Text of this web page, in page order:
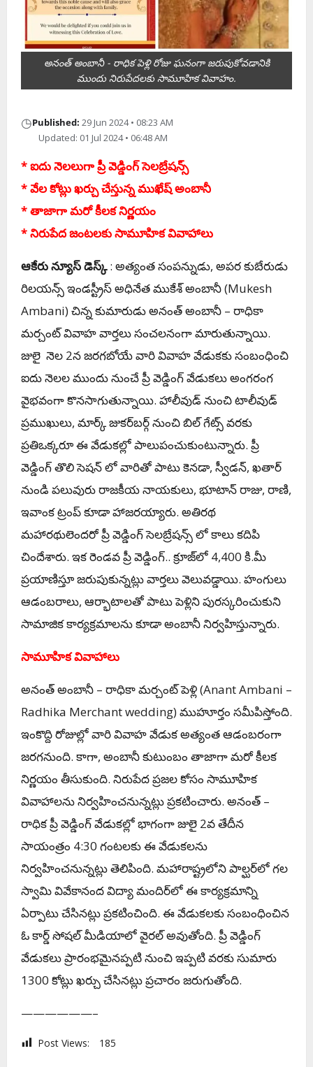
అనంత్ అంబానీ - రాధిక పెళ్లి రోజు ఘనంగా జరుపుకోవడానికి
ముందు నిరుపేదలకు సామూహిక వివాహం.
◷Published: 29 Jun 2024 • 08:23 AM
Updated: 01 Jul 2024 • 06:48 AM
* ఐదు నెల‌లుగా ప్రీ వెడ్డింగ్ సెల‌బ్రేష‌న్స్
* వేల కోట్లు ఖ‌ర్చు చేస్తున్న ముఖేష్ అంబానీ
* తాజాగా మ‌రో కీల‌క నిర్ణ‌యం
* నిరుపేద జంట‌ల‌కు సామూహిక వివాహాలు
ఆకేరు న్యూస్ డెస్క్: అత్యంత సంప‌న్నుడు, అప‌ర కుబేరుడు
రిలయన్స్‌ ఇండస్ట్రీస్‌ అధినేత ముకేశ్‌ అంబానీ (Mukesh
Ambani) చిన్న కుమారుడు అనంత్‌ అంబానీ – రాధికా
మర్చంట్‌ వివాహ వార్త‌లు సంచ‌ల‌నంగా మారుతున్నాయి.
జులై నెల 2న జ‌ర‌గ‌బోయే వారి వివాహ వేడుక‌కు సంబంధించి
ఐదు నెల‌ల ముందు నుంచే ప్రీ వెడ్డింగ్ వేడుక‌లు అంగ‌రంగ
వైభ‌వంగా కొన‌సాగుతున్నాయి. హాలీవుడ్ నుంచి టాలీవుడ్
ప్ర‌ముఖులు, మార్క్ జుకర్‌బర్గ్ నుంచి బిల్ గేట్స్ వరకు
ప్ర‌తిఒక్క‌రూ ఈ వేడుక‌ల్లో పాలుపంచుకుంటున్నారు. ప్రీ
వెడ్డింగ్ తొలి సెష‌న్ లో వారితో పాటు కెనడా, స్వీడన్, ఖతార్
నుండి పలువురు రాజకీయ నాయకులు, భూటాన్ రాజు, రాణి,
ఇవాంక ట్రంప్ కూడా హాజరయ్యారు. అతిర‌థ
మ‌హార‌థులెంద‌రో ప్రీ వెడ్డింగ్ సెల‌బ్రేష‌న్స్ లో కాలు క‌దిపి
చిందేశారు. ఇక రెండవ ప్రీ వెడ్డింగ్‌.. క్రూజ్‌లో 4,400 కి.మీ
ప్రయాణిస్తూ జ‌రుపుకున్న‌ట్లు వార్త‌లు వెలువ‌డ్డాయి. హంగులు
ఆడంబ‌రాలు, ఆర్భాటాల‌తో పాటు పెళ్లిని పుర‌స్క‌రించుకుని
సామాజిక కార్య‌క్ర‌మాల‌ను కూడా అంబానీ నిర్వ‌హిస్తున్నారు.
సామూహిక వివాహాలు
అనంత్ అంబానీ – రాధికా మ‌ర్చంట్ పెళ్లి (Anant Ambani –
Radhika Merchant wedding) ముహూర్తం స‌మీపిస్తోంది.
ఇంకొద్ది రోజుల్లో వారి వివాహ వేడుక అత్యంత ఆడంబ‌రంగా
జ‌ర‌గ‌నుంది. కాగా, అంబానీ కుటుంబం తాజాగా మరో కీలక
నిర్ణయం తీసుకుంది. నిరుపేద ప్రజల కోసం సామూహిక
వివాహాలను నిర్వహించనున్నట్లు ప్రకటించారు. అనంత్‌ –
రాధిక ప్రీ వెడ్డింగ్‌ వేడుకల్లో భాగంగా జులై 2వ తేదీన
సాయంత్రం 4:30 గంటలకు ఈ వేడుకలను
నిర్వహించనున్నట్లు తెలిపింది. మహారాష్ట్రలోని పాల్ఘర్‌లో గల
స్వామి వివేకానంద విద్యా మందిర్‌లో ఈ కార్యక్రమాన్ని
ఏర్పాటు చేసినట్లు ప్రకటించింది. ఈ వేడుకలకు సంబంధించిన
ఓ కార్డ్ సోషల్ మీడియాలో వైరల్ అవుతోంది. ప్రీ వెడ్డింగ్
వేడుక‌లు ప్రారంభ‌మైన‌ప్ప‌టి నుంచి ఇప్ప‌టి వ‌ర‌కు సుమారు
1300 కోట్లు ఖ‌ర్చు చేసిన‌ట్లు ప్ర‌చారం జ‌రుగుతోంది.
——————–
Post Views: 185